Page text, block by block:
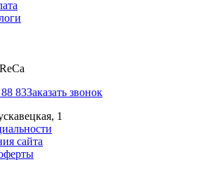
83Заказать звонок
1
сайта